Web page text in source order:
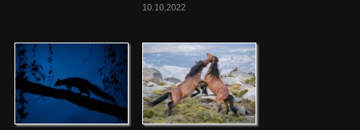
10.10.2022